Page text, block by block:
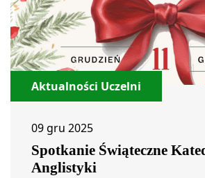
Aktualności Uczelni
09 gru 2025
Spotkanie Świąteczne
Anglistyki